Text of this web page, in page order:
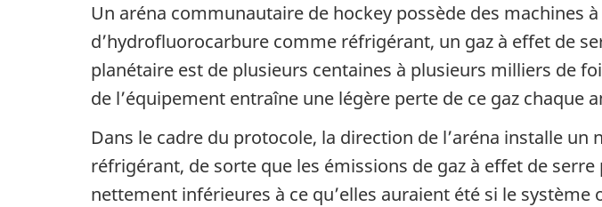
Un aréna communautaire de hockey possède des machines
d’hydrofluorocarbure comme réfrigérant, un gaz à effet de
planétaire est de plusieurs centaines à plusieurs milliers de
de l’équipement entraîne une légère perte de ce gaz chaque
Dans le cadre du protocole, la direction de l’aréna installe
réfrigérant, de sorte que les émissions de gaz à effet de
nettement inférieures à ce qu’elles auraient été si le système